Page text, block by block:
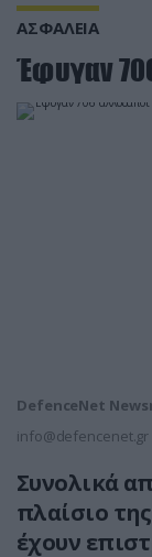
ΑΣΦΑΛΕΙΑ
Έφυγαν
DefenceNet
info@defencenet.gr
Συνολικά
πλαίσιο
έχουν